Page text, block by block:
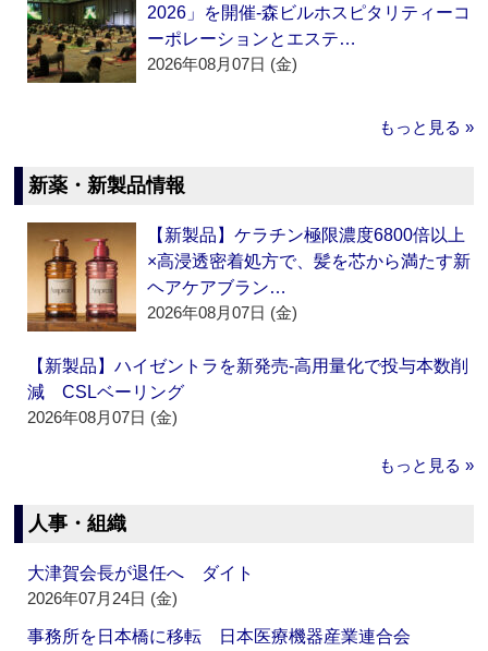
2026」を開催‐森ビルホスピタリティーコ
ーポレーションとエステ…
2026年08月07日 (金)
もっと見る »
新薬・新製品情報
【新製品】ケラチン極限濃度6800倍以上
×高浸透密着処方で、髪を芯から満たす新
ヘアケアブラン…
2026年08月07日 (金)
【新製品】ハイゼントラを新発売‐高用量化で投与本数削
減 CSLベーリング
2026年08月07日 (金)
もっと見る »
人事・組織
大津賀会長が退任へ ダイト
2026年07月24日 (金)
事務所を日本橋に移転 日本医療機器産業連合会